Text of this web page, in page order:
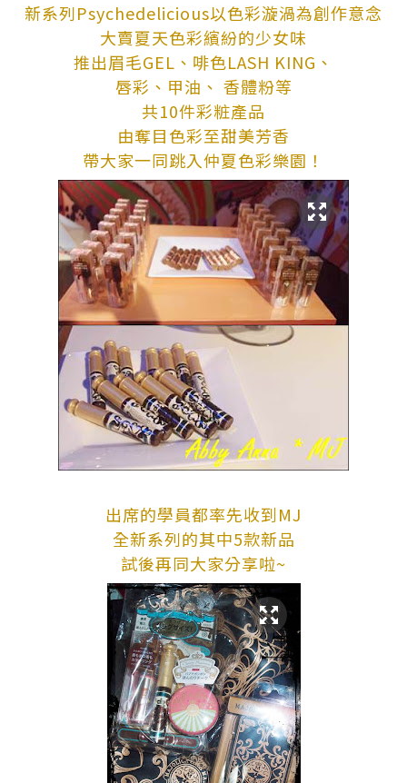
新系列Psychedelicious以色彩漩渦為創作意念
大賣夏天色彩繽紛的少女味
推出眉毛GEL、啡色LASH KING、
唇彩、甲油、 香體粉等
共10件彩粧產品
由奪目色彩至甜美芳香
帶大家一同跳入仲夏色彩樂園！
出席的學員都率先收到MJ
全新系列的其中5款新品
試後再同大家分享啦~